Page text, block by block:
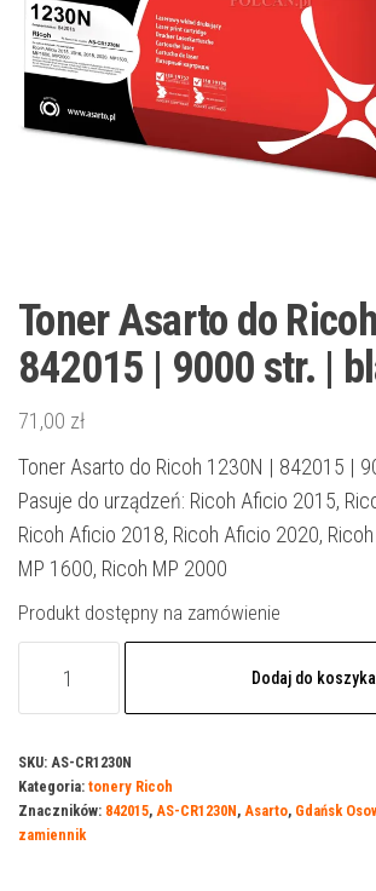
Toner Asarto do
842015 | 9000 str. |
71,00 zł
Toner Asarto do Ricoh 1230N | 842015 |
Pasuje do urządzeń: Ricoh Aficio 2015,
Ricoh Aficio 2018, Ricoh Aficio 2020,
MP 1600, Ricoh MP 2000
Produkt dostępny na zamówienie
do
Ricoh
1230N
Dodaj do koszyka
SKU: AS-CR1230N
Kategoria: tonery Ricoh
Znaczników: 842015, AS-CR1230N, Asarto, Gdańsk
zamiennik